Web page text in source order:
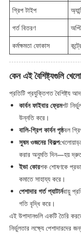
গ্রিপ টাইপ
গর্ত বিতরণ
কর্মক্ষমতা ফোকাস
কেন এই বৈশিষ্ট্যগুলি
প্রতিটি প্রযুক্তিগত বৈশিষ্ট্য
কার্বন ফাইবার ফ্রেমশট
উন্নতি করে।
বালি-গ্রিপ কার্বন পৃষ্ঠবল
সুষম ওজনের বিকল্প
করার অনুমতি দিন—হয় দ্রুত
ইভা কোরশক শোষণকে
কমাতে সাহায্য করে।
পেশাদার গর্ত প্যাটার্নবায়ু
গতি বৃদ্ধি করে।
এই উপাদানগুলি একটি তৈরি
নির্ভুলতার লক্ষ্যে